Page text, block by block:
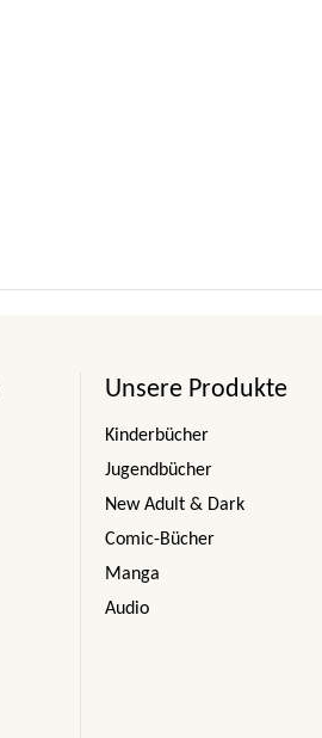
Unsere Produkte
Kinderbücher
Jugendbücher
New Adult & Dark
Comic-Bücher
Manga
Audio